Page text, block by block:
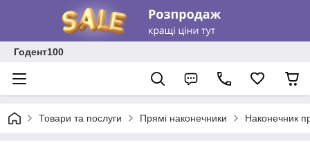
Годент100
Товари та послуги Прямі наконечники Наконечник